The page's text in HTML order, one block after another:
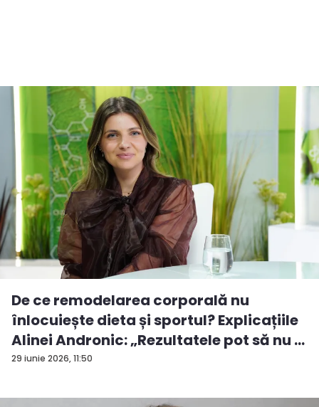
29 iunie 2026, 11:50
De ce remodelarea corporală nu
înlocuiește dieta și sportul? Explicațiile
Alinei Andronic: „Rezultatele pot să nu ...